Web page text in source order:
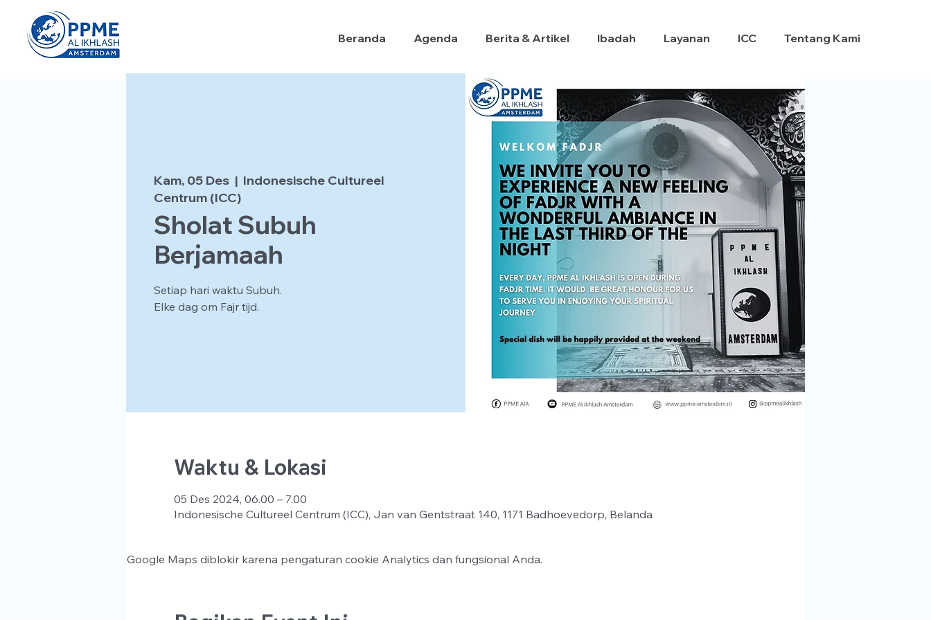
Beranda Agenda Berita & Artikel Ibadah Layanan ICC Tentang Kami
Kam, 05 Des
  |
Indonesische Cultureel
Centrum (ICC)
Sholat Subuh
Berjamaah
Setiap hari waktu Subuh.
Elke dag om Fajr tijd.
Waktu & Lokasi
05 Des 2024, 06.00 – 7.00
Indonesische Cultureel Centrum (ICC), Jan van Gentstraat 140, 1171 Badhoevedorp, Belanda
Google Maps diblokir karena pengaturan cookie Analytics dan fungsional Anda.